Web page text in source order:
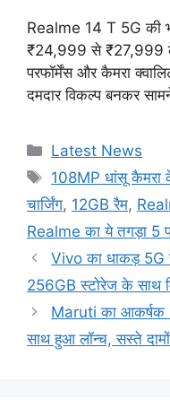
Realme 14 T 5G की
₹24,999 से ₹27,999
परफॉर्मेंस और कैमरा
दमदार विकल्प बनकर
Categories
Latest News
Tags
108MP धांसू कैमरा
चार्जिंग, 12GB रैम,
Realme का ये तगड़ा 5
Vivo का धाकड़ 5G
256GB स्टोरेज के साथ
Maruti का आकर्षक
साथ हुआ लॉन्च, सस्ते